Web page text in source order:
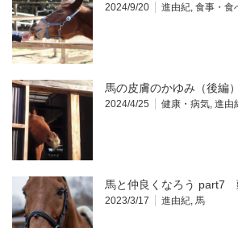
2024/9/20 進由紀 食事・食
馬の皮膚のかゆみ（後編）
2024/4/25 健康・病気 進由
馬と仲良くなろう part7
2023/3/17 進由紀 馬